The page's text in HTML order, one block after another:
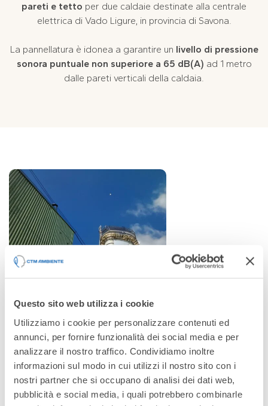
Questo sito web utilizza i cookie
Utilizziamo i cookie per personalizzare contenuti ed
annunci, per fornire funzionalità dei social media e per
analizzare il nostro traffico. Condividiamo inoltre
informazioni sul modo in cui utilizzi il nostro sito con i
nostri partner che si occupano di analisi dei dati web,
pubblicità e social media, i quali potrebbero combinarle
pareti e tetto per due caldaie destinate alla centrale
elettrica di Vado Ligure, in provincia di Savona.
La pannellatura è idonea a garantire un livello di pressione
sonora puntuale non superiore a 65 dB(A) ad 1 metro
dalle pareti verticali della caldaia.